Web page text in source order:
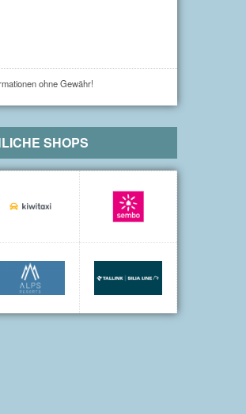
ohne Gewähr!
SHOPS